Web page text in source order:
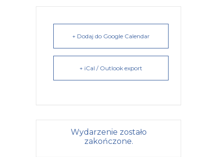
+ Dodaj do Google Calendar
+ iCal / Outlook export
Wydarzenie zostało
zakończone.